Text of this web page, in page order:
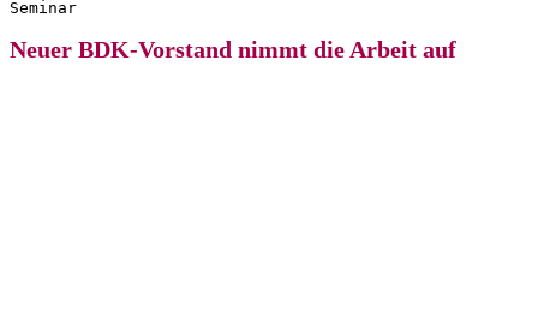
Neuer BDK-Vorstand nimmt die Arbeit auf